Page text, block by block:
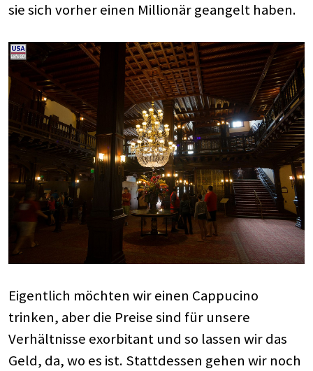
sie sich vorher einen Millionär geangelt haben.
Eigentlich möchten wir einen Cappucino
trinken, aber die Preise sind für unsere
Verhältnisse exorbitant und so lassen wir das
Geld, da, wo es ist. Stattdessen gehen wir noch